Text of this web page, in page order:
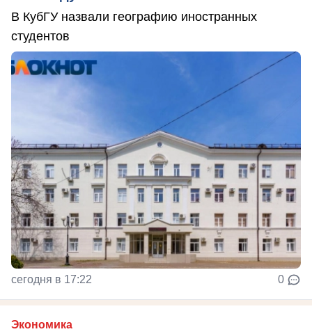
В КубГУ назвали географию иностранных
студентов
сегодня в 17:22 0
Экономика